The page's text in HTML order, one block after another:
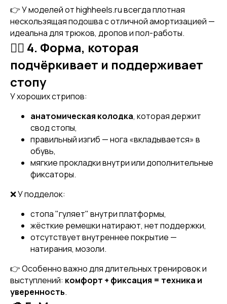
👉 У моделей от highheels.ru всегда плотная
нескользящая подошва с отличной амортизацией —
идеальна для трюков, дропов и пол-работы.
🧍‍♀️ 4. Форма, которая
подчёркивает и поддерживает
стопу
У хороших стрипов:
анатомическая колодка, которая держит
свод стопы,
правильный изгиб — нога «вкладывается» в
обувь,
мягкие прокладки внутри или дополнительные
фиксаторы.
❌ У подделок:
стопа "гуляет" внутри платформы,
жёсткие ремешки натирают, нет поддержки,
отсутствует внутреннее покрытие —
натирания, мозоли.
👉 Особенно важно для длительных тренировок и
выступлений: комфорт + фиксация = техника и
уверенность.